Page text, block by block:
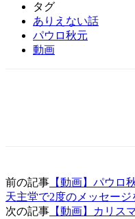
タグ
ありえない話
パウロ秋元
動画
前の記事 【動画】パウロ
天主堂で2度のメッセージ
次の記事 【動画】カリス